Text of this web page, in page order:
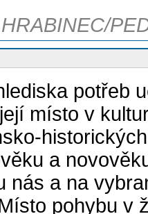
potřeb
místo v
a
nás a na
pohybu v